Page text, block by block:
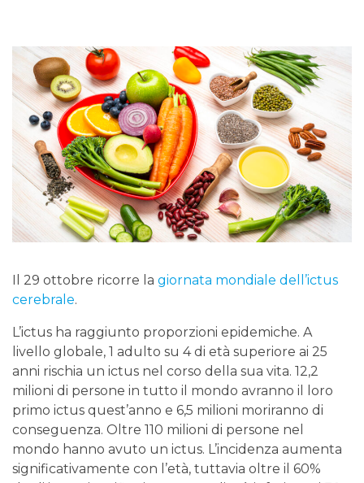
Il 29 ottobre ricorre la giornata mondiale dell’ictus
cerebrale.
L’ictus ha raggiunto proporzioni epidemiche. A
livello globale, 1 adulto su 4 di età superiore ai 25
anni rischia un ictus nel corso della sua vita. 12,2
milioni di persone in tutto il mondo avranno il loro
primo ictus quest’anno e 6,5 milioni moriranno di
conseguenza. Oltre 110 milioni di persone nel
mondo hanno avuto un ictus. L’incidenza aumenta
significativamente con l’età, tuttavia oltre il 60%